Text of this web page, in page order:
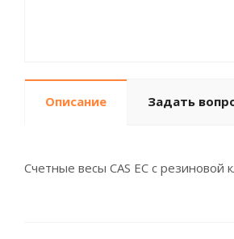
Описание Задать
Счетные весы CAS EC с